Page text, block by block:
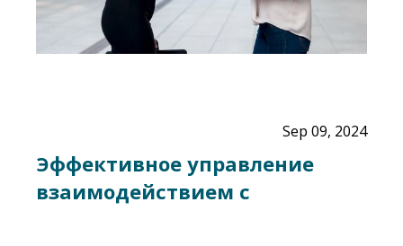
Sep 09, 2024
Эффективное управление
взаимодействием с